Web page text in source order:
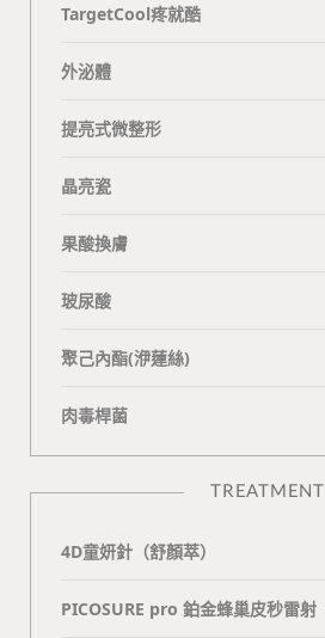
TargetCool疼就酷
外泌體
提亮式微整形
晶亮瓷
果酸換膚
玻尿酸
聚己內酯(洢蓮絲)
肉毒桿菌
TREATMENT
4D童妍針（舒顏萃）
PICOSURE pro 鉑金蜂巢皮秒雷射